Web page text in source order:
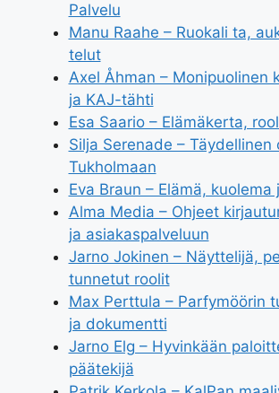
Palvelu
Manu Raahe – Ruokali ta,
telut
Axel Åhman – Monipuolinen
ja KAJ-tähti
Esa Saario – Elämäkerta,
Silja Serenade – Täydellinen
Tukholmaan
Eva Braun – Elämä,
Alma Media – Ohjeet
ja asiakaspalveluun
Jarno Jokinen – Näyttelijä,
tunnetut roolit
Max Perttula – Parfymöörin
ja dokumentti
Jarno Elg – Hyvinkään
päätekijä